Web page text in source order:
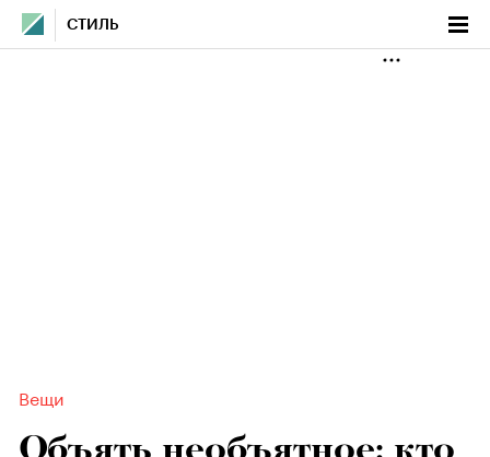
СТИЛЬ
Вещи
Объять необъятное: кто